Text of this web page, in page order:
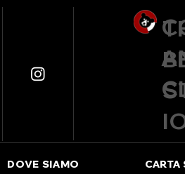
DOVE SIAMO CARTA